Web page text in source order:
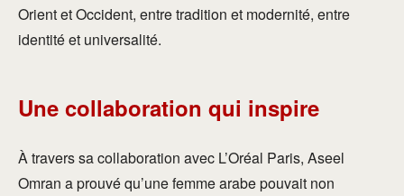
Orient et Occident, entre tradition et modernité, entre
identité et universalité.
Une collaboration qui inspire
À travers sa collaboration avec L’Oréal Paris, Aseel
Omran a prouvé qu’une femme arabe pouvait non